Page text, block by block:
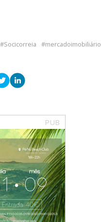
Socicorreia mercadoimobiliário
PUB